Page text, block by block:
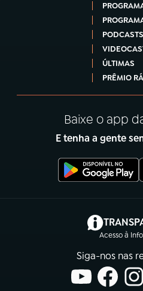
PODCASTS
ÚLTIMAS
PRÊMIO
Baixe o app
E tenha a gente
Acesso à
Siga-nos nas